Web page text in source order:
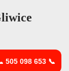
505 098 653 📞